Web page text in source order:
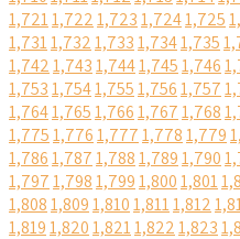
1,7211,7221,7231,7241,725
1,7311,7321,7331,7341,735
1,7421,7431,7441,7451,746
1,7531,7541,7551,7561,757
1,7641,7651,7661,7671,768
1,7751,7761,7771,7781,779
1,7861,7871,7881,7891,790
1,7971,7981,7991,8001,801
1,8081,8091,8101,8111,812
1,8191,8201,8211,8221,823